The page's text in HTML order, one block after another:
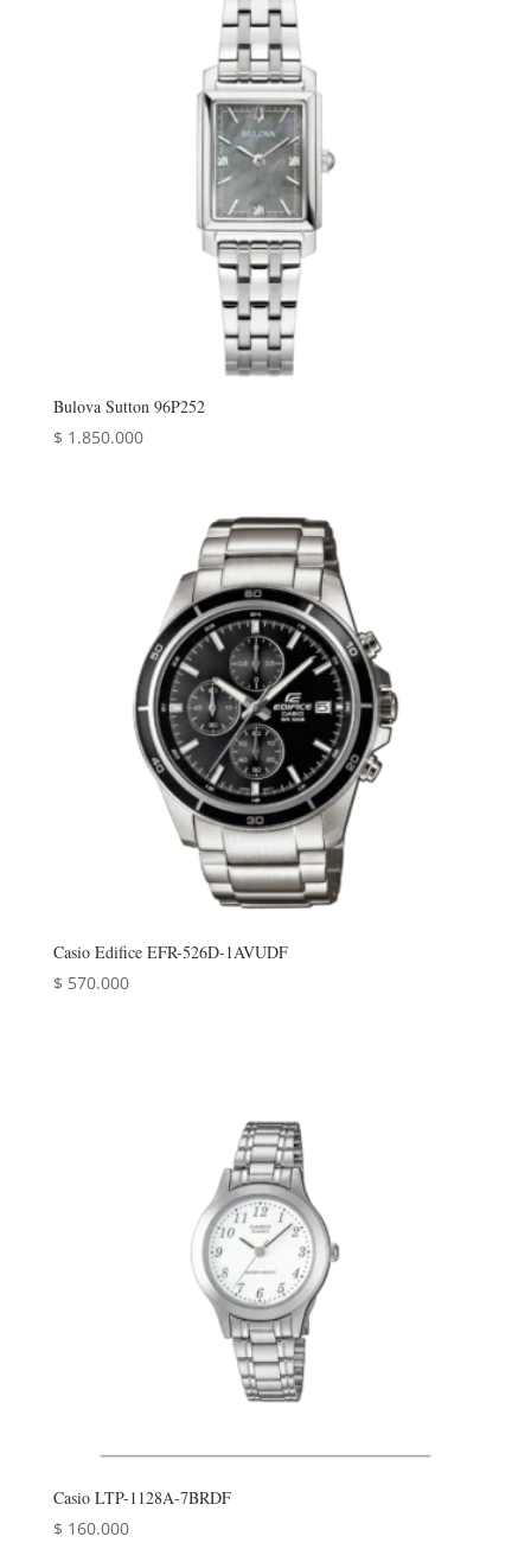
Bulova Sutton 96P252
$ 1.850.000
Casio Edifice EFR-526D-1AVUDF
$ 570.000
Casio LTP-1128A-7BRDF
$ 160.000